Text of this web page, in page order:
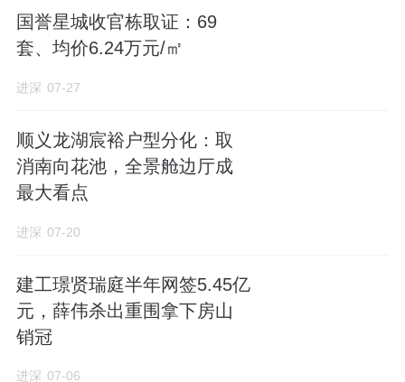
国誉星城收官栋取证：69
套、均价6.24万元/㎡
进深 07-27
顺义龙湖宸裕户型分化：取
消南向花池，全景舱边厅成
最大看点
进深 07-20
建工璟贤瑞庭半年网签5.45亿
元，薛伟杀出重围拿下房山
销冠
进深 07-06